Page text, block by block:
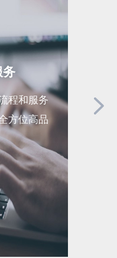
务
程和服务
方位高品
全面